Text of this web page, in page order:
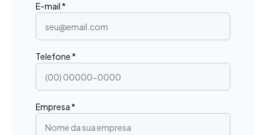
E-mail *
Telefone *
Empresa *